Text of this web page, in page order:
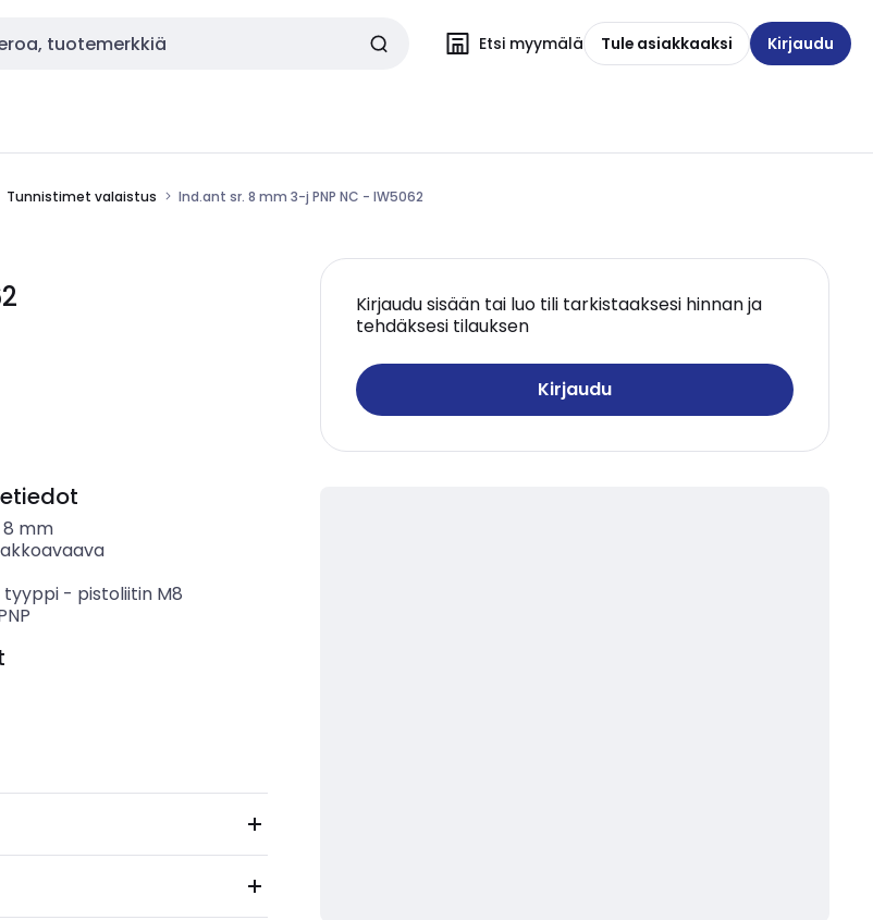
Etsi myymälä Tule asiakkaaksi Kirjaudu
Tunnistimet valaistus Ind.ant sr. 8 mm 3-j PNP NC - IW5062
Kirjaudu sisään tai luo tili tarkistaaksesi hinnan ja
tehdäksesi tilauksen
Kirjaudu
8 mm
tyyppi- pistoliitin M8